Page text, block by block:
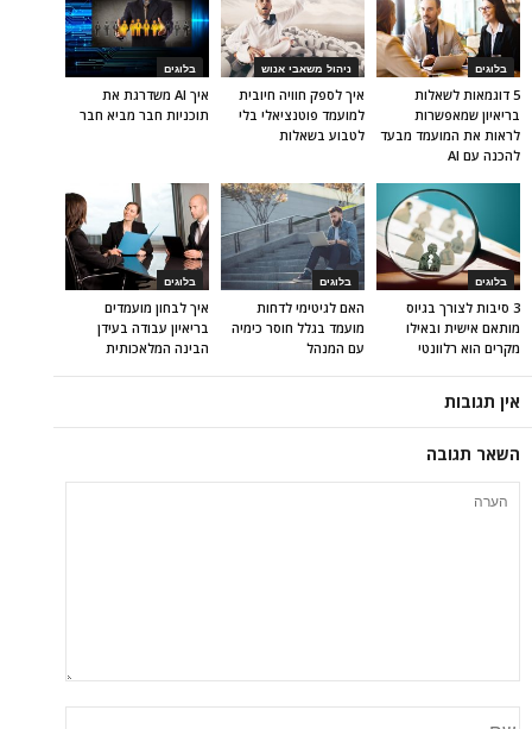
בלוגים
איך AI משדרגת את
תוכניות חבר מביא חבר
ניהול משאבי אנוש
איך לספק חוויה חיובית
למועמד פוטנציאלי בלי
לטבוע בשאלות
בלוגים
5 דוגמאות לשאלות
בריאיון שמאפשרות
לראות את המועמד מבעד
להכנה עם AI
בלוגים
איך לבחון מועמדים
בריאיון עבודה בעידן
הבינה המלאכותית
בלוגים
האם לגיטימי לדחות
מועמד בגלל חוסר כימיה
עם המנהל
בלוגים
3 סיבות לצורך בגיוס
מותאם אישית ובאילו
מקרים הוא רלוונטי
אין תגובות
השאר תגובה